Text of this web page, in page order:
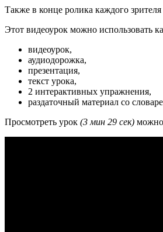
Также в конце ролика каждого
Этот видеоурок можно использовать
видеоурок,
аудиодорожка,
презентация,
текст урока,
2 интерактивных упражнения,
раздаточный материал со
Просмотреть урок (3 мин 29 сек) можно